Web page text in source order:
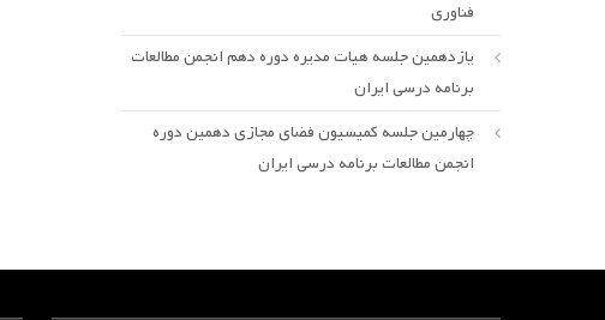
فناوری
یازدهمین جلسه هیات مدیره دوره دهم انجمن مطالعات
برنامه درسی ایران
چهارمین جلسه کمیسیون فضای مجازی دهمین دوره
انجمن مطالعات برنامه درسی ایران